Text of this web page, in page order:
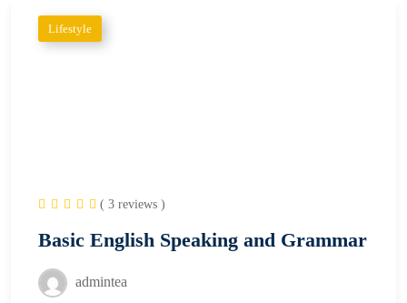
Lifestyle
( 3 reviews )
Basic English Speaking and Grammar
admintea